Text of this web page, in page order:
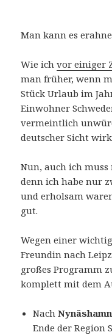
Man kann es
Wie ichvor einiger
man früher, wenn
Stück Urlaub im
Einwohner
vermeintlich
deutscher Sicht
Nun, auch ich
denn ich habe nur
und erholsam
gut.
Wegen einer
Freundin nach
großes Programm
komplett mit dem
NachNynäshamn
Ende der Region